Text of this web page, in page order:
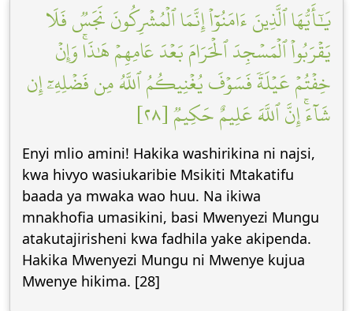
يَٰٓأَيُّهَا ٱلَّذِينَ ءَامَنُوٓاْ إِنَّمَا ٱلۡمُشۡرِكُونَ نَجَسٞ فَلَا
يَقۡرَبُواْ ٱلۡمَسۡجِدَ ٱلۡحَرَامَ بَعۡدَ عَامِهِمۡ هَٰذَاۚ وَإِنۡ
خِفۡتُمۡ عَيۡلَةٗ فَسَوۡفَ يُغۡنِيكُمُ ٱللَّهُ مِن فَضۡلِهِۦٓ إِن
شَآءَۚ إِنَّ ٱللَّهَ عَلِيمٌ حَكِيمٞ [٢٨]
Enyi mlio amini! Hakika washirikina ni najsi,
kwa hivyo wasiukaribie Msikiti Mtakatifu
baada ya mwaka wao huu. Na ikiwa
mnakhofia umasikini, basi Mwenyezi Mungu
atakutajirisheni kwa fadhila yake akipenda.
Hakika Mwenyezi Mungu ni Mwenye kujua
Mwenye hikima. [28]